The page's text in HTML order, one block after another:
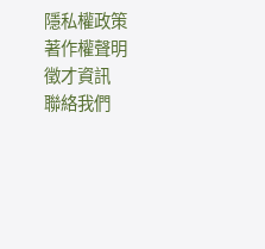
隱私權政策
著作權聲明
徵才資訊
聯絡我們